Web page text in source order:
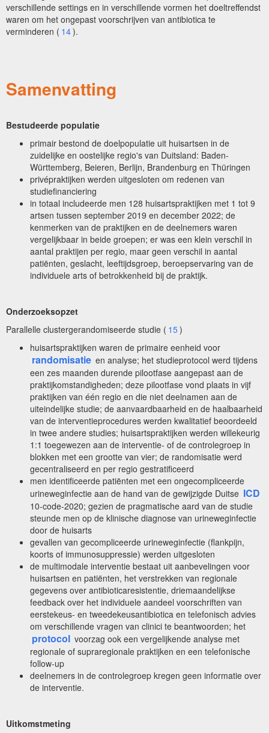
verschillende settings en in verschillende vormen het doeltreffendst
waren om het ongepast voorschrijven van antibiotica te
verminderen ( 14).
Samenvatting
Bestudeerde populatie
primair bestond de doelpopulatie uit huisartsen in de
zuidelijke en oostelijke regio's van Duitsland: Baden-
Württemberg, Beieren, Berlijn, Brandenburg en Thüringen
privépraktijken werden uitgesloten om redenen van
studiefinanciering
in totaal includeerde men 128 huisartspraktijken met 1 tot 9
artsen tussen september 2019 en december 2022; de
kenmerken van de praktijken en de deelnemers waren
vergelijkbaar in beide groepen; er was een klein verschil in
aantal praktijen per regio, maar geen verschil in aantal
patiënten, geslacht, leeftijdsgroep, beroepservaring van de
individuele arts of betrokkenheid bij de praktijk.
Onderzoeksopzet
Parallelle clustergerandomiseerde studie ( 15)
huisartspraktijken waren de primaire eenheid voor
randomisatie en analyse; het studieprotocol werd tijdens
een zes maanden durende pilootfase aangepast aan de
praktijkomstandigheden; deze pilootfase vond plaats in vijf
praktijken van één regio en die niet deelnamen aan de
uiteindelijke studie; de aanvaardbaarheid en de haalbaarheid
van de interventieprocedures werden kwalitatief beoordeeld
in twee andere studies; huisartspraktijken werden willekeurig
1:1 toegewezen aan de interventie- of de controlegroep in
blokken met een grootte van vier; de randomisatie werd
gecentraliseerd en per regio gestratificeerd
men identificeerde patiënten met een ongecompliceerde
urineweginfectie aan de hand van de gewijzigde Duitse ICD
10-code-2020; gezien de pragmatische aard van de studie
steunde men op de klinische diagnose van urineweginfectie
door de huisarts
gevallen van gecompliceerde urineweginfectie (flankpijn,
koorts of immunosuppressie) werden uitgesloten
de multimodale interventie bestaat uit aanbevelingen voor
huisartsen en patiënten, het verstrekken van regionale
gegevens over antibioticaresistentie, driemaandelijkse
feedback over het individuele aandeel voorschriften van
eerstekeus- en tweedekeusantibiotica en telefonisch advies
om verschillende vragen van clinici te beantwoorden; het
protocol voorzag ook een vergelijkende analyse met
regionale of supraregionale praktijken en een telefonische
follow-up
deelnemers in de controlegroep kregen geen informatie over
de interventie.
Uitkomstmeting